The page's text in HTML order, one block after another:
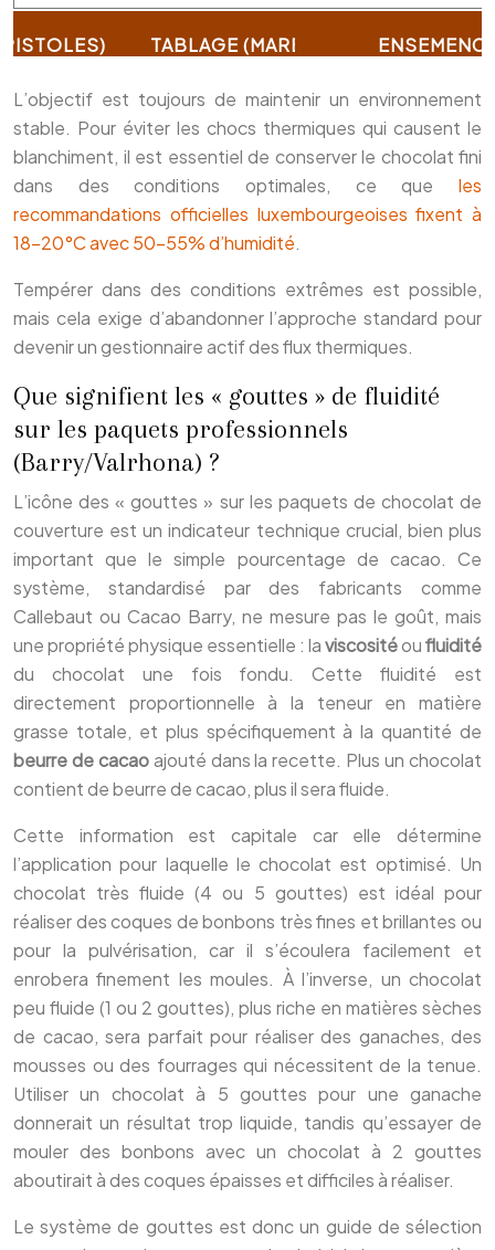
L’objectif est toujours de maintenir un environnement
stable. Pour éviter les chocs thermiques qui causent le
blanchiment, il est essentiel de conserver le chocolat fini
dans des conditions optimales, ce que les
recommandations officielles luxembourgeoises fixent à
18-20°C avec 50-55% d’humidité.
Tempérer dans des conditions extrêmes est possible,
mais cela exige d’abandonner l’approche standard pour
devenir un gestionnaire actif des flux thermiques.
Que signifient les « gouttes » de fluidité
sur les paquets professionnels
(Barry/Valrhona) ?
L’icône des « gouttes » sur les paquets de chocolat de
couverture est un indicateur technique crucial, bien plus
important que le simple pourcentage de cacao. Ce
système, standardisé par des fabricants comme
Callebaut ou Cacao Barry, ne mesure pas le goût, mais
une propriété physique essentielle : laviscositéoufluidité
du chocolat une fois fondu. Cette fluidité est
directement proportionnelle à la teneur en matière
grasse totale, et plus spécifiquement à la quantité de
beurre de cacaoajouté dans la recette. Plus un chocolat
contient de beurre de cacao, plus il sera fluide.
Cette information est capitale car elle détermine
l’application pour laquelle le chocolat est optimisé. Un
chocolat très fluide (4 ou 5 gouttes) est idéal pour
réaliser des coques de bonbons très fines et brillantes ou
pour la pulvérisation, car il s’écoulera facilement et
enrobera finement les moules. À l’inverse, un chocolat
peu fluide (1 ou 2 gouttes), plus riche en matières sèches
de cacao, sera parfait pour réaliser des ganaches, des
mousses ou des fourrages qui nécessitent de la tenue.
Utiliser un chocolat à 5 gouttes pour une ganache
donnerait un résultat trop liquide, tandis qu’essayer de
mouler des bonbons avec un chocolat à 2 gouttes
aboutirait à des coques épaisses et difficiles à réaliser.
Le système de gouttes est donc un guide de sélection